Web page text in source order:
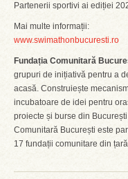
Partenerii sportivi ai ediției
Mai multe informații:
www.swimathonbucuresti.ro
Fundația Comunitară
grupuri de inițiativă pentru a
acasă. Construiește
incubatoare de idei pentru
proiecte și burse din
Comunitară București este
17 fundații comunitare din